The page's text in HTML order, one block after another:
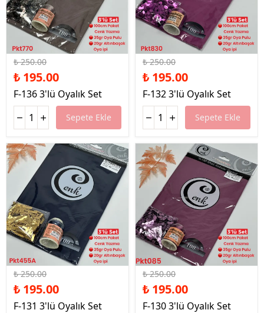
%22 İndirim
₺ 250.00
₺ 195.00
F-136 3'lü Oyalık Set
Sepete Ekle
%22 İndirim
₺ 250.00
₺ 195.00
F-132 3'lü Oyalık Set
Sepete Ekle
%22 İndirim
₺ 250.00
₺ 195.00
F-131 3'lü Oyalık Set
%22 İndirim
₺ 250.00
₺ 195.00
F-130 3'lü Oyalık Set